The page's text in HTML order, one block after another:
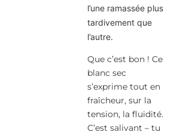
l’une ramassée plus
tardivement que
l’autre.
Que c’est bon ! Ce
blanc sec
s’exprime tout en
fraîcheur, sur la
tension, la fluidité.
C’est salivant – tu